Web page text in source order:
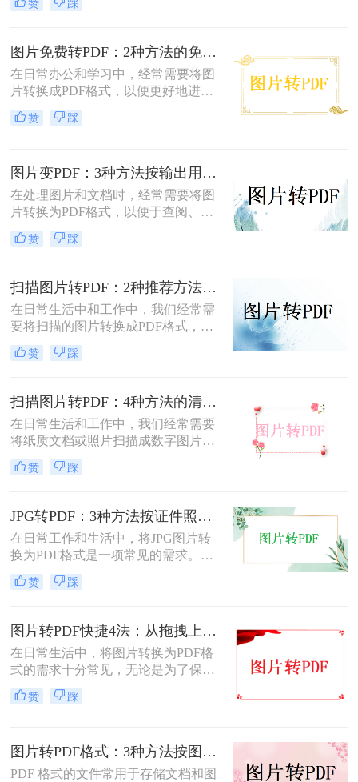
照片怎么转成pdf呢？本文将介绍两种
赞 踩
图片免费转PDF：2种方法的免费额度、水印和画质对比！
在日常办公和学习中，经常需要将图
片转换成PDF格式，以便更好地进行
分享、打印或存档。那么如何把图片
转换成pdf格式免费呢？本文将介绍两
赞 踩
图片变PDF：3种方法按输出用途（打印/存档/分享）选！
在处理图片和文档时，经常需要将图
片转换为PDF格式，以便于查阅、分
享或存档。那么如何把图片变成pdf
呢？本文将介绍三种常用的图片转
赞 踩
扫描图片转PDF：2种推荐方法的清晰度调优和文件压缩！
在日常生活中和工作中，我们经常需
要将扫描的图片转换成PDF格式，以
便于文档的管理、共享和打印。那么
扫描图片怎么转换成pdf呢？本文将介
方法。
赞 踩
扫描图片转PDF：4种方法的清晰度和文件体积对比!
在日常生活和工作中，我们经常需要
将纸质文档或照片扫描成数字图片，
并进一步将这些图片转换成PDF格
式，以便于分享、存储和查阅。那么
介绍四种将扫描图片转换成PDF的方
法。
赞 踩
JPG转PDF：3种方法按证件照、截图和风景照分别推荐！
在日常工作和生活中，将JPG图片转
换为PDF格式是一项常见的需求。
PDF格式具有跨平台兼容性、易于阅
读和保护隐私等优点，因此广泛应用
转换pdf呢？本文将介绍三种将JPG图
片转换为PDF的方法。
赞 踩
图片转PDF快捷4法：从拖拽上传到批量导出的操作流程！
在日常生活中，将图片转换为PDF格
式的需求十分常见，无论是为了保存
照片、制作电子相册，还是为了提交
报告和简历中的图片资料。那么图片
完成图片到PDF的转换。
赞 踩
图片转PDF格式：3种方法按图片来源（手机/相机/截图）选！
PDF 格式的文件常用于存储文档和图